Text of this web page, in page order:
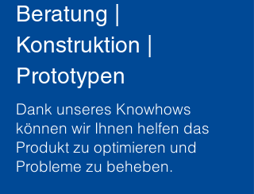
Beratung |
Konstruktion |
Prototypen
Dank unseres Knowhows
können wir Ihnen helfen das
Produkt zu optimieren und
Probleme zu beheben.